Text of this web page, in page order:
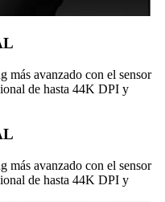
más avanzado con el sensor
de hasta 44K DPI y
más avanzado con el sensor
de hasta 44K DPI y